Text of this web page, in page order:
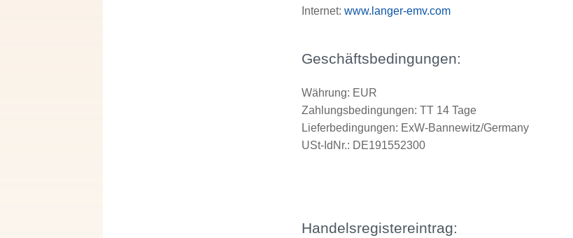
Internet:www.langer-emv.com
Geschäftsbedingungen:
Währung: EUR
Zahlungsbedingungen: TT 14 Tage
Lieferbedingungen: ExW-Bannewitz/Germany
USt-IdNr.: DE191552300
Handelsregistereintrag: